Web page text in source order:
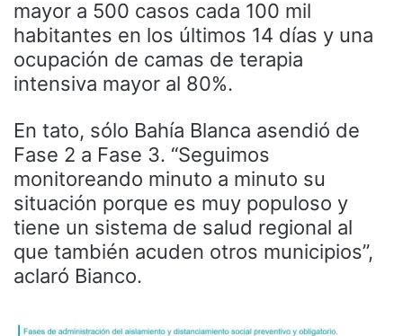
mayor a 500 casos cada 100 mil
habitantes en los últimos 14 días y una
ocupación de camas de terapia
intensiva mayor al 80%.
En tato, sólo Bahía Blanca asendió de
Fase 2 a Fase 3. “Seguimos
monitoreando minuto a minuto su
situación porque es muy populoso y
tiene un sistema de salud regional al
que también acuden otros municipios”,
aclaró Bianco.